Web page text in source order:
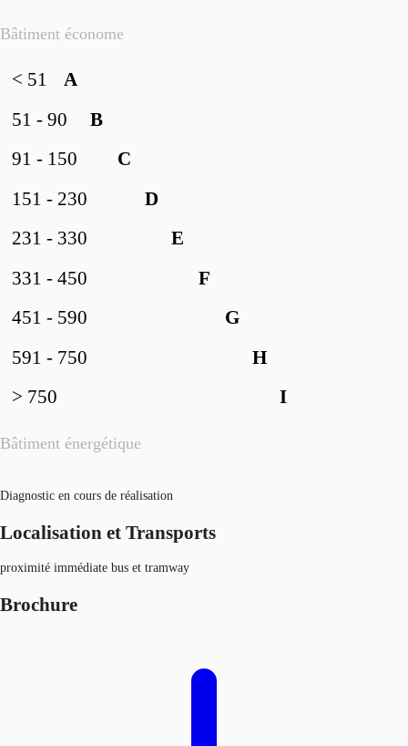
Bâtiment économe
Bâtiment énergétique
A
< 51
B
51 - 90
C
91 - 150
D
151 - 230
E
231 - 330
F
331 - 450
G
451 - 590
H
591 - 750
I
> 750
Diagnostic en cours de réalisation
Localisation et Transports
proximité immédiate bus et tramway
Brochure